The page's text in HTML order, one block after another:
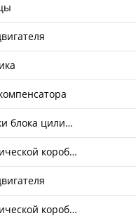
блока цили…
короб…
короб…